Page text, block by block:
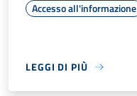
Accesso all'informazione
LEGGI DI PIÙ